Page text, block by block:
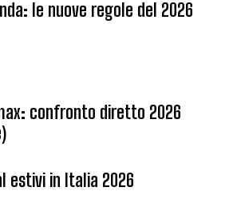
le nuove regole del 2026
confronto diretto 2026
estivi in Italia 2026